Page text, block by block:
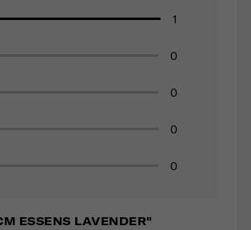
1
0
0
0
0
LAVENDER"